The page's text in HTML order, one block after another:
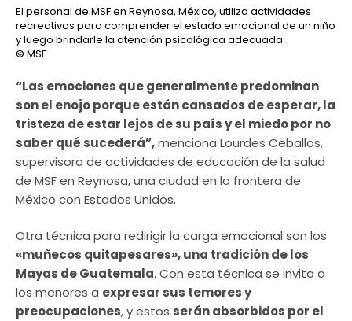
El personal de MSF en Reynosa, México, utiliza actividades
recreativas para comprender el estado emocional de un niño
y luego brindarle la atención psicológica adecuada.
© MSF
“Las emociones que generalmente predominan
son el enojo porque están cansados de esperar, la
tristeza de estar lejos de su país y el miedo por no
saber qué sucederá”,menciona Lourdes Ceballos,
supervisora de actividades de educación de la salud
de MSF en Reynosa, una ciudad en la frontera de
México con Estados Unidos.
Otra técnica para redirigir la carga emocional son los
«muñecos quitapesares», una tradición de los
Mayas de Guatemala. Con esta técnica se invita a
los menores a expresar sus temores y
preocupaciones, y estos serán absorbidos por el